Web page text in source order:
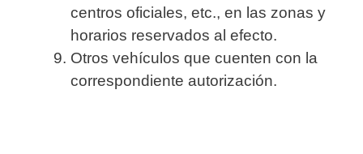
centros oficiales, etc., en las zonas y
horarios reservados al efecto.
Otros vehículos que cuenten con la
correspondiente autorización.